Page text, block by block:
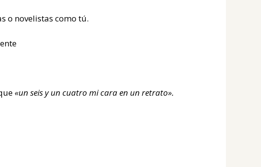
o novelistas como tú.
«un seis y un cuatro mi cara en un retrato».